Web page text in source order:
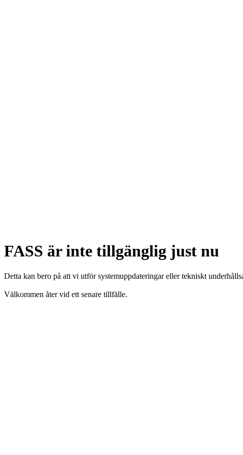
FASS är inte tillgänglig just nu
Detta kan bero på att vi utför systemuppdateringar eller tekniskt
Välkommen åter vid ett senare tillfälle.